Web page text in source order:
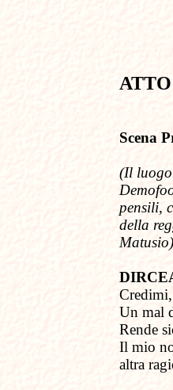
Scena
(Il luogo
pensili,
della
Matusio)
Un mal
Rende
Il mio
altra